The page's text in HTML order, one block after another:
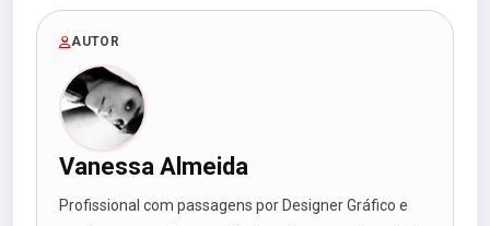
AUTOR
Vanessa Almeida
Profissional com passagens por Designer Gráfico e